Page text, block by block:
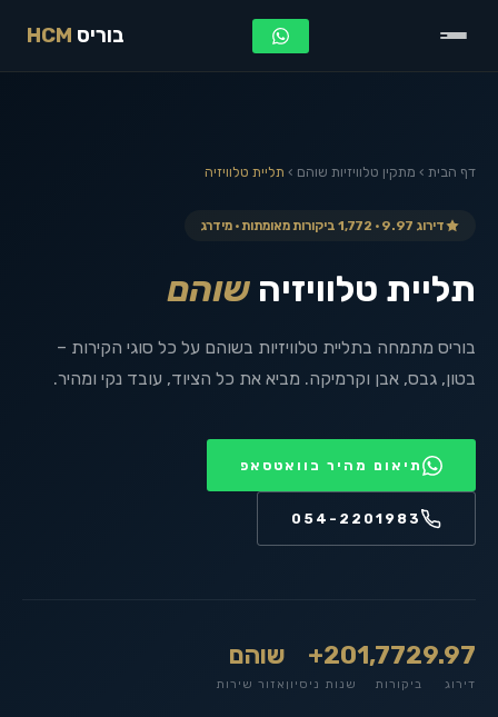
בוריס HCM
דף הבית › מתקין טלוויזיות שוהם › תליית טלוויזיה
דירוג 9.97 · 1,772 ביקורות מאומתות · מידרג
תליית טלוויזיה שוהם
בוריס מתמחה בתליית טלוויזיות בשוהם על כל סוגי הקירות –
בטון, גבס, אבן וקרמיקה. מביא את כל הציוד, עובד נקי ומהיר.
תיאום מהיר בוואטסאפ
054-2201983
9.97
דירוג
1,772
ביקורות
20+
שנות ניסיון
שוהם
אזור שירות